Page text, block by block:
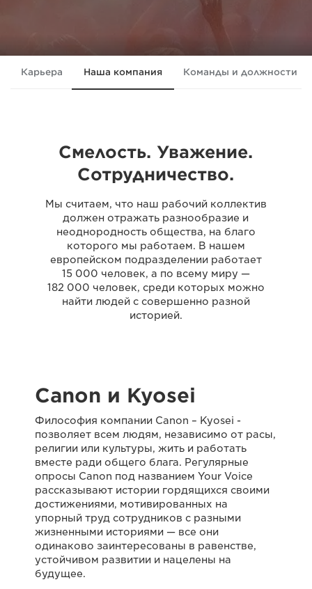
Карьера Наша компания Команды и должности
Смелость. Уважение.
Сотрудничество.
Мы считаем, что наш рабочий коллектив
должен отражать разнообразие и
неоднородность общества, на благо
которого мы работаем. В нашем
европейском подразделении работает
15 000 человек, а по всему миру —
182 000 человек, среди которых можно
найти людей с совершенно разной
историей.
Canon и Kyosei
Философия компании Canon – Kyosei -
позволяет всем людям, независимо от расы,
религии или культуры, жить и работать
вместе ради общего блага. Регулярные
опросы Canon под названием Your Voice
рассказывают истории гордящихся своими
достижениями, мотивированных на
упорный труд сотрудников с разными
жизненными историями — все они
одинаково заинтересованы в равенстве,
устойчивом развитии и нацелены на
будущее.